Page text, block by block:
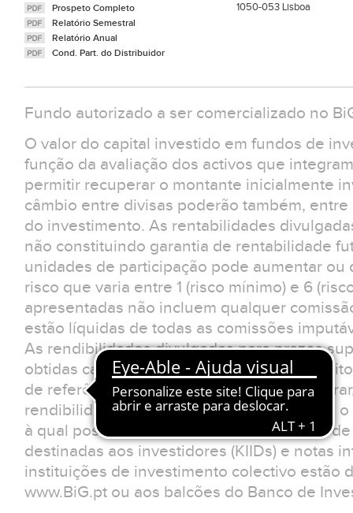
Prospeto Completo
Relatório Semestral
Relatório Anual
Cond. Part. do Distribuidor
1050-053 Lisboa
Fundo autorizado a ser comercializado no
O valor do capital investido em fundos de
função da avaliação dos activos que
permitir recuperar o montante inicialmente
câmbio entre divisas poderão também,
do investimento. As rentabilidades
não constituindo garantia de rentabilidade
unidades de participação pode aumentar
risco que varia entre 1 (risco mínimo) e 6
apresentadas não incluem qualquer
estão líquidas de todas as comissões
As rendibilidades divulgadas para prazos
obtidas caso o investimento tivesse sido
de referência. O investidor deverá
rendibilidades apresentadas não reflectem
à qual possa estar sujeito.Os documentos
destinadas aos investidores (KIIDs) e notas
instituições de investimento colectivo estão
www.BiG.pt ou aos balcões do Banco de